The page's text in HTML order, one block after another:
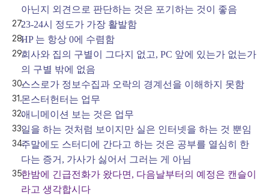
아닌지 외견으로 판단하는 것은 포기하는 것이 좋음
23-24시 정도가 가장 활발함
HP 는 항상 0에 수렴함
회사와 집의 구별이 그다지 없고, PC 앞에 있는가 없는가
의 구별 밖에 없음
스스로가 정보수집과 오락의 경계선을 이해하지 못함
몬스터헌터는 업무
애니메이션 보는 것은 업무
일을 하는 것처럼 보이지만 실은 인터넷을 하는 것 뿐임
주말에도 스터디에 간다고 하는 것은 공부를 열심히 한
다는 증거, 가사가 싫어서 그러는 게 아님
한밤에 긴급전화가 왔다면, 다음날부터의 예정은 캔슬이
라고 생각합시다